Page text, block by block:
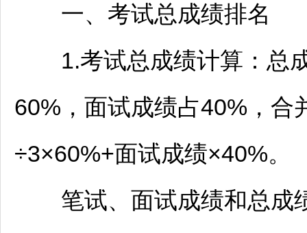
一、考试总成绩排名
1.考试总成绩计算：总成
60%，面试成绩占40%，合
÷3×60%+面试成绩×40%。
笔试、面试成绩和总成绩